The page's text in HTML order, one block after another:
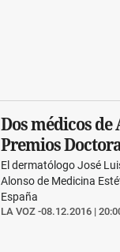
Dos médicos
Premios
LA VOZ 08.12.2016 |
El dermatólogo José
Alonso de Medicina
España